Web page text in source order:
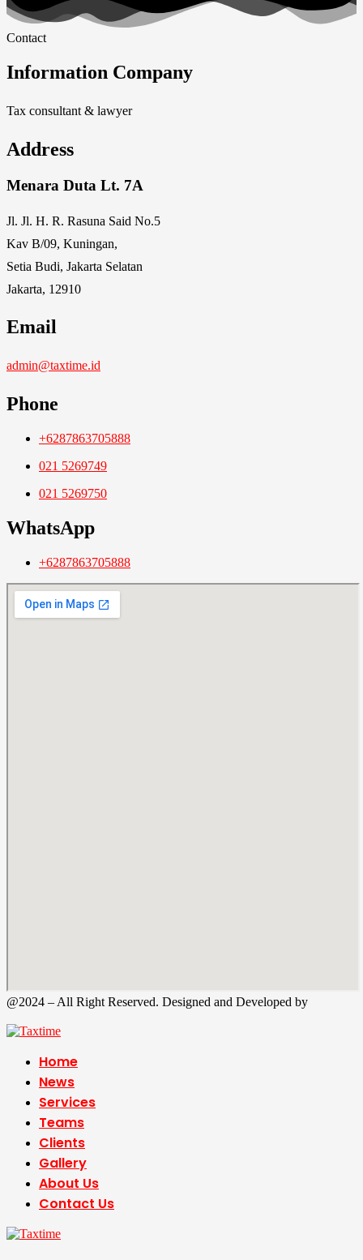
Contact
Information Company
Tax consultant & lawyer
Address
Menara Duta Lt. 7A
Jl. Jl. H. R. Rasuna Said No.5
Kav B/09, Kuningan,
Setia Budi, Jakarta Selatan
Jakarta, 12910
Email
admin@taxtime.id
Phone
+6287863705888
021 5269749
021 5269750
WhatsApp
+6287863705888
@2024 – All Right Reserved. Designed and Developed by
Home
News
Services
Teams
Clients
Gallery
About Us
Contact Us